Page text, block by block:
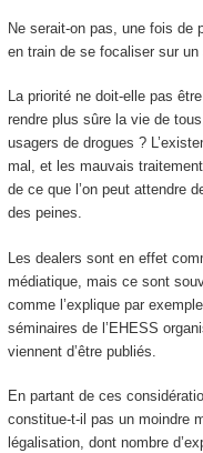
Ne serait-on pas, une fois de
en train de se focaliser sur
La priorité ne doit-elle pas
rendre plus sûre la vie de
usagers de drogues ?
mal, et les mauvais
de ce que l’on peut attendre
des peines.
Les dealers sont en effet
médiatique, mais ce sont
comme l’explique par
séminaires de l’EHESS
viennent d’être publiés.
En partant de ces
constitue-t-il pas un moindre
légalisation, dont nombre